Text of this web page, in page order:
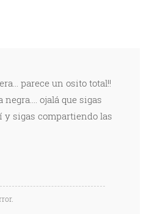
parece un osito total!!
ojalá que sigas
y sigas compartiendo las